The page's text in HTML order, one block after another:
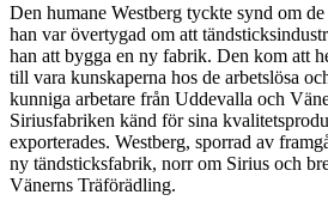
Den humane Westberg tyckte synd om
han var övertygad om att
han att bygga en ny fabrik. Den kom att
till vara kunskaperna hos de arbetslösa
kunniga arbetare från Uddevalla och
Siriusfabriken känd för sina
exporterades. Westberg, sporrad av
ny tändsticksfabrik, norr om Sirius och
Vänerns Träförädling.